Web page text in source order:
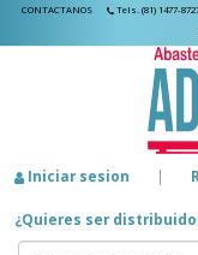
CONTACTANOS Tels. (81) 1477-
Iniciar sesion |
¿Quieres ser